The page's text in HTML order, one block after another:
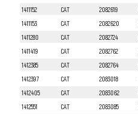
1411152
CAT 2082619
1411153
CAT 2082620
1411280
CAT 2082724
1411419
CAT 2082762
1412385
CAT 2082764
1412397
CAT 2083018
1412405
CAT 2083062
1412551
CAT 2083085